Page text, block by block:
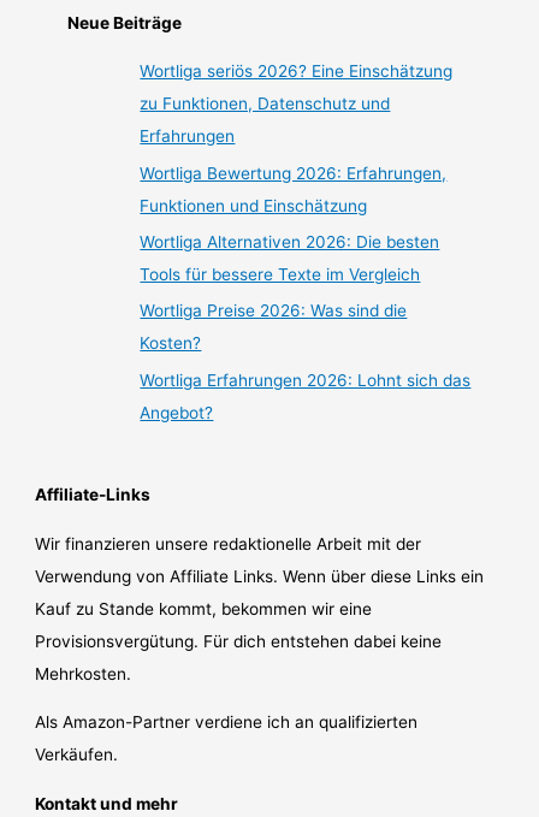
Neue Beiträge
Wortliga seriös 2026? Eine Einschätzung
zu Funktionen, Datenschutz und
Erfahrungen
Wortliga Bewertung 2026: Erfahrungen,
Funktionen und Einschätzung
Wortliga Alternativen 2026: Die besten
Tools für bessere Texte im Vergleich
Wortliga Preise 2026: Was sind die
Kosten?
Wortliga Erfahrungen 2026: Lohnt sich das
Angebot?
Affiliate-Links
Wir finanzieren unsere redaktionelle Arbeit mit der
Verwendung von Affiliate Links. Wenn über diese Links ein
Kauf zu Stande kommt, bekommen wir eine
Provisionsvergütung. Für dich entstehen dabei keine
Mehrkosten.
Als Amazon-Partner verdiene ich an qualifizierten
Verkäufen.
Kontakt und mehr